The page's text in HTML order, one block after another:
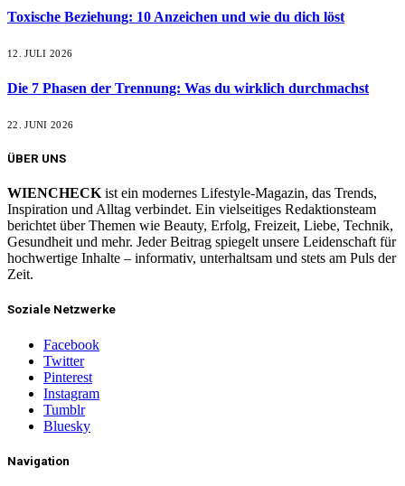
Toxische Beziehung: 10 Anzeichen und wie du dich löst
12. JULI 2026
Die 7 Phasen der Trennung: Was du wirklich durchmachst
22. JUNI 2026
ÜBER UNS
WIENCHECK ist ein modernes Lifestyle-Magazin, das Trends,
Inspiration und Alltag verbindet. Ein vielseitiges Redaktionsteam
berichtet über Themen wie Beauty, Erfolg, Freizeit, Liebe, Technik,
Gesundheit und mehr. Jeder Beitrag spiegelt unsere Leidenschaft für
hochwertige Inhalte – informativ, unterhaltsam und stets am Puls der
Zeit.
Soziale Netzwerke
Facebook
Twitter
Pinterest
Instagram
Tumblr
Bluesky
Navigation